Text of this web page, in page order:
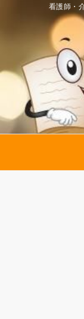
看護師・